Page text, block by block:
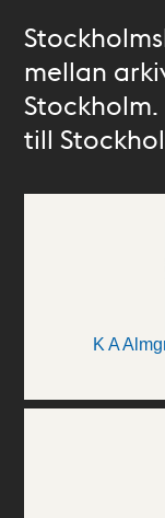
mellan
till
K A